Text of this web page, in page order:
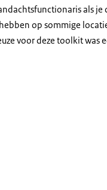
als je
op sommige
voor deze toolkit was